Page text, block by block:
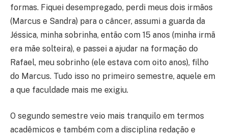
formas. Fiquei desempregado, perdi meus dois irmãos
(Marcus e Sandra) para o câncer, assumi a guarda da
Jéssica, minha sobrinha, então com 15 anos (minha irmã
era mãe solteira), e passei a ajudar na formação do
Rafael, meu sobrinho (ele estava com oito anos), filho
do Marcus. Tudo isso no primeiro semestre, aquele em
a que faculdade mais me exigiu.
O segundo semestre veio mais tranquilo em termos
acadêmicos e também com a disciplina redação e